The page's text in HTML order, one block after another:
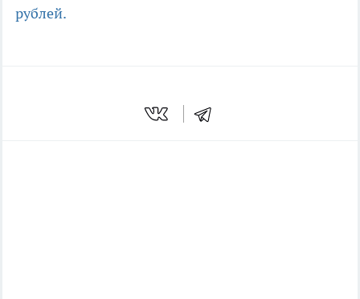
рублей.